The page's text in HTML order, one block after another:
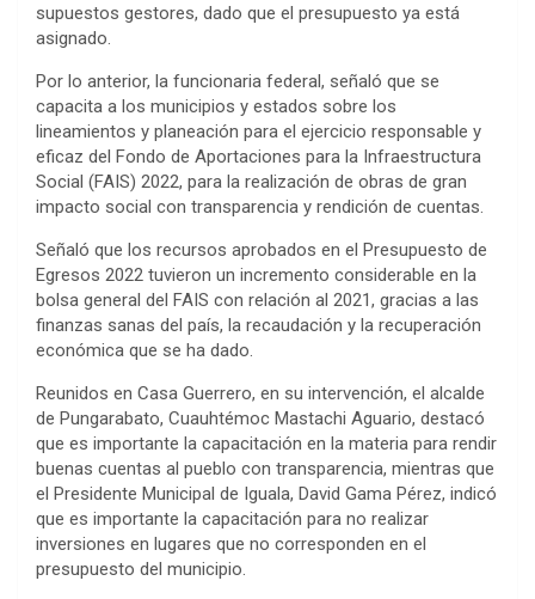
supuestos gestores, dado que el presupuesto ya está
asignado.
Por lo anterior, la funcionaria federal, señaló que se
capacita a los municipios y estados sobre los
lineamientos y planeación para el ejercicio responsable y
eficaz del Fondo de Aportaciones para la Infraestructura
Social (FAIS) 2022, para la realización de obras de gran
impacto social con transparencia y rendición de cuentas.
Señaló que los recursos aprobados en el Presupuesto de
Egresos 2022 tuvieron un incremento considerable en la
bolsa general del FAIS con relación al 2021, gracias a las
finanzas sanas del país, la recaudación y la recuperación
económica que se ha dado.
Reunidos en Casa Guerrero, en su intervención, el alcalde
de Pungarabato, Cuauhtémoc Mastachi Aguario, destacó
que es importante la capacitación en la materia para rendir
buenas cuentas al pueblo con transparencia, mientras que
el Presidente Municipal de Iguala, David Gama Pérez, indicó
que es importante la capacitación para no realizar
inversiones en lugares que no corresponden en el
presupuesto del municipio.